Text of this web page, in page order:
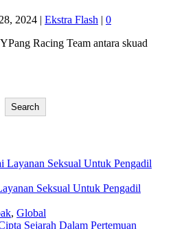
2024 | Ekstra Flash | 0
Racing Team antara skuad
Search
Seksual Untuk Pengadil
, Global